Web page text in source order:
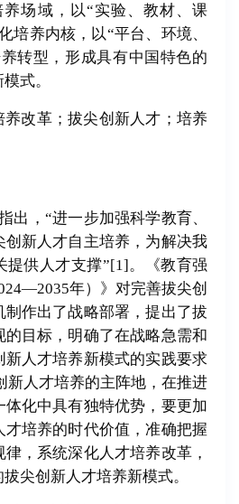
场域，以“实验、教材、课
培养内核，以“平台、环境、
转型，形成具有中国特色的
式。
养改革；拔尖创新人才；培养
出，“进一步加强科学教育、
新人才自主培养，为解决我
提供人才支撑”[1]。《教育强
—2035年）》对完善拔尖创
制作出了战略部署，提出了拔
的目标，明确了在战略急需和
新人才培养新模式的实践要求
新人才培养的主阵地，在推进
化中具有独特优势，要更加
培养的时代价值，准确把握
，系统深化人才培养改革，
尖创新人才培养新模式。